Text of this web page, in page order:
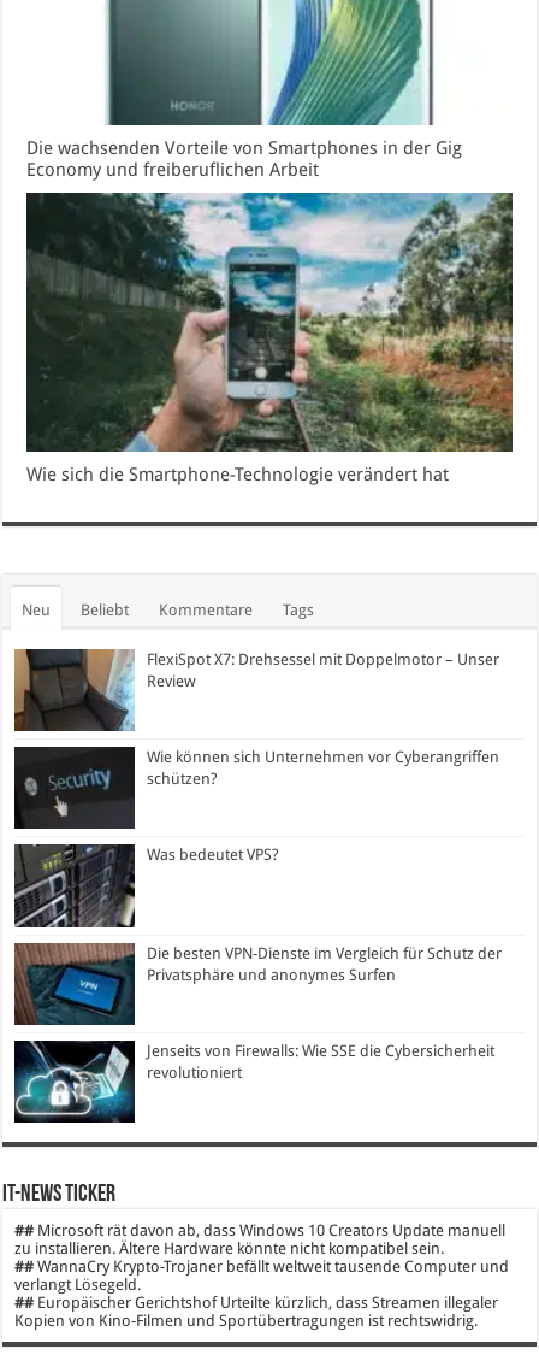
Die wachsenden Vorteile von Smartphones in der Gig
Economy und freiberuflichen Arbeit
Wie sich die Smartphone-Technologie verändert hat
Neu Beliebt Kommentare Tags
FlexiSpot X7: Drehsessel mit Doppelmotor – Unser
Review
Wie können sich Unternehmen vor Cyberangriffen
schützen?
Was bedeutet VPS?
Die besten VPN-Dienste im Vergleich für Schutz der
Privatsphäre und anonymes Surfen
Jenseits von Firewalls: Wie SSE die Cybersicherheit
revolutioniert
IT-News Ticker
## Microsoft rät davon ab, dass Windows 10 Creators Update manuell
zu installieren. Ältere Hardware könnte nicht kompatibel sein.
## WannaCry Krypto-Trojaner befällt weltweit tausende Computer und
verlangt Lösegeld.
## Europäischer Gerichtshof Urteilte kürzlich, dass Streamen illegaler
Kopien von Kino-Filmen und Sportübertragungen ist rechtswidrig.